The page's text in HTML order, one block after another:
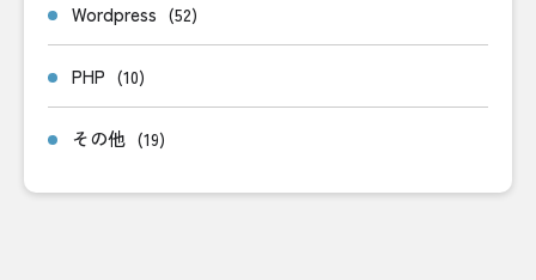
Wordpress (52)
PHP (10)
その他 (19)